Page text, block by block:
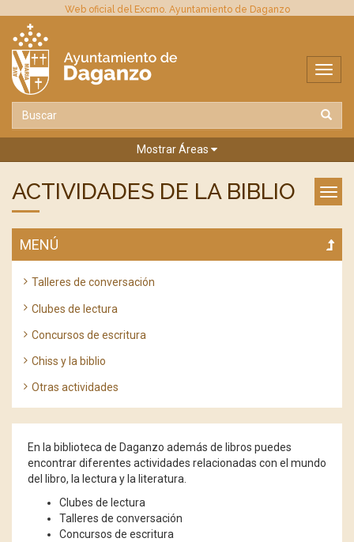
Web oficial del Excmo. Ayuntamiento de Daganzo
Mostrar Áreas
ACTIVIDADES DE LA BIBLIO
MENÚ
Talleres de conversación
Clubes de lectura
Concursos de escritura
Chiss y la biblio
Otras actividades
En la biblioteca de Daganzo además de libros puedes
encontrar diferentes actividades relacionadas con el mundo
del libro, la lectura y la literatura.
Clubes de lectura
Talleres de conversación
Concursos de escritura